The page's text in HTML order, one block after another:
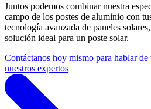
Juntos podemos combinar nuestra
campo de los postes de aluminio con
tecnología avanzada de paneles
solución ideal para un poste solar.
Contáctanos hoy mismo para hablar
nuestros expertos